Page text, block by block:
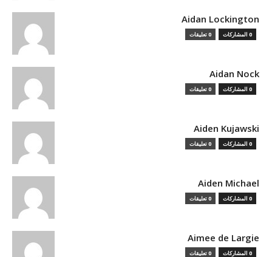
Aidan Lockington
0 المشاركات 0 تعليقات
Aidan Nock
0 المشاركات 0 تعليقات
Aiden Kujawski
0 المشاركات 0 تعليقات
Aiden Michael
0 المشاركات 0 تعليقات
Aimee de Largie
0 المشاركات 0 تعليقات